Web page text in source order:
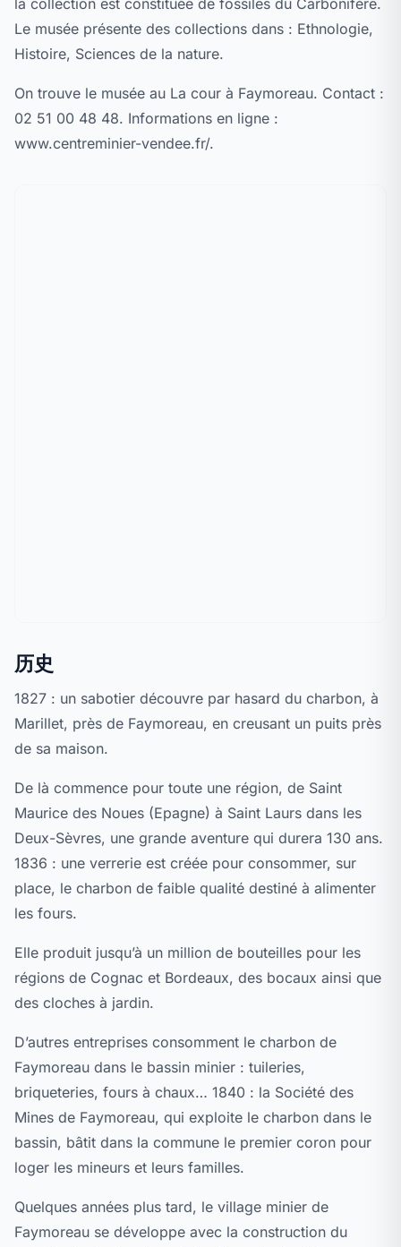
la collection est constituée de fossiles du Carbonifère.
Le musée présente des collections dans : Ethnologie,
Histoire, Sciences de la nature.
On trouve le musée au La cour à Faymoreau. Contact :
02 51 00 48 48. Informations en ligne :
www.centreminier-vendee.fr/.
历史
1827 : un sabotier découvre par hasard du charbon, à
Marillet, près de Faymoreau, en creusant un puits près
de sa maison.
De là commence pour toute une région, de Saint
Maurice des Noues (Epagne) à Saint Laurs dans les
Deux-Sèvres, une grande aventure qui durera 130 ans.
1836 : une verrerie est créée pour consommer, sur
place, le charbon de faible qualité destiné à alimenter
les fours.
Elle produit jusqu’à un million de bouteilles pour les
régions de Cognac et Bordeaux, des bocaux ainsi que
des cloches à jardin.
D’autres entreprises consomment le charbon de
Faymoreau dans le bassin minier : tuileries,
briqueteries, fours à chaux… 1840 : la Société des
Mines de Faymoreau, qui exploite le charbon dans le
bassin, bâtit dans la commune le premier coron pour
loger les mineurs et leurs familles.
Quelques années plus tard, le village minier de
Faymoreau se développe avec la construction du